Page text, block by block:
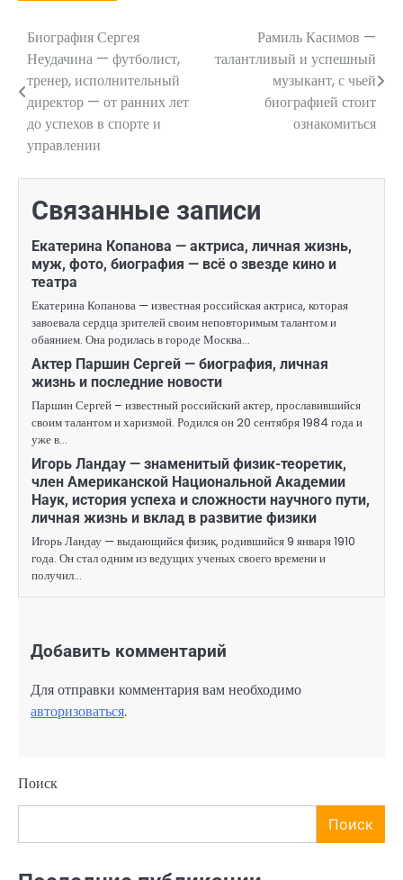
Навигация
по
записям
Биография Сергея
Неудачина — футболист,
тренер, исполнительный
директор — от ранних лет
до успехов в спорте и
управлении
Рамиль Касимов —
талантливый и успешный
музыкант, с чьей
биографией стоит
ознакомиться
Связанные записи
Екатерина Копанова — актриса, личная жизнь,
муж, фото, биография — всё о звезде кино и
театра
Екатерина Копанова — известная российская актриса, которая
завоевала сердца зрителей своим неповторимым талантом и
обаянием. Она родилась в городе Москва…
Актер Паршин Сергей — биография, личная
жизнь и последние новости
Паршин Сергей – известный российский актер, прославившийся
своим талантом и харизмой. Родился он 20 сентября 1984 года и
уже в…
Игорь Ландау — знаменитый физик-теоретик,
член Американской Национальной Академии
Наук, история успеха и сложности научного пути,
личная жизнь и вклад в развитие физики
Игорь Ландау — выдающийся физик, родившийся 9 января 1910
года. Он стал одним из ведущих ученых своего времени и
получил…
Добавить комментарий
Для отправки комментария вам необходимо
авторизоваться.
Поиск
Поиск